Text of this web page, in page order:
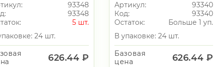
93348
93348
5 шт.
24 шт.
626.44 ₽
Артикул:
93340
Код:
93340
Остаток:
Больше 1 уп.
В упаковке: 24 шт.
Базовая
цена
626.44 ₽